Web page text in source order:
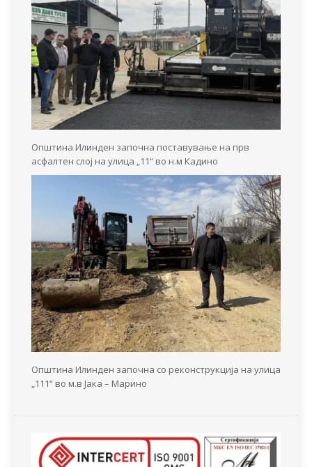
Општина Илинден започна поставување на прв
асфалтен слој на улица „11“ во н.м Кадино
Општина Илинден започна со реконструкција на улица
„111“ во м.в Јака – Марино